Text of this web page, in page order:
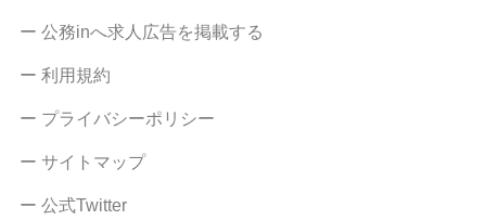
ー 公務inへ求人広告を掲載する
ー 利用規約
ー プライバシーポリシー
ー サイトマップ
ー 公式Twitter